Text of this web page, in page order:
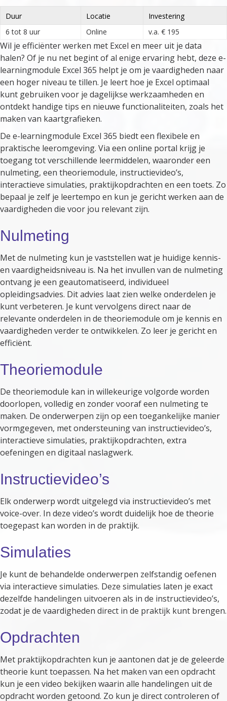
Duur Locatie
Investering
6 tot 8 uur
Online v.a. € 195
Wil je efficiënter werken met Excel en meer uit je data
halen? Of je nu net begint of al enige ervaring hebt, deze e-
learningmodule Excel 365 helpt je om je vaardigheden naar
een hoger niveau te tillen. Je leert hoe je Excel optimaal
kunt gebruiken voor je dagelijkse werkzaamheden en
ontdekt handige tips en nieuwe functionaliteiten, zoals het
maken van kaartgrafieken.
De e-learningmodule Excel 365 biedt een flexibele en
praktische leeromgeving. Via een online portal krijg je
toegang tot verschillende leermiddelen, waaronder een
nulmeting, een theoriemodule, instructievideo’s,
interactieve simulaties, praktijkopdrachten en een toets. Zo
bepaal je zelf je leertempo en kun je gericht werken aan de
vaardigheden die voor jou relevant zijn.
Nulmeting
Met de nulmeting kun je vaststellen wat je huidige kennis-
en vaardigheidsniveau is. Na het invullen van de nulmeting
ontvang je een geautomatiseerd, individueel
opleidingsadvies. Dit advies laat zien welke onderdelen je
kunt verbeteren. Je kunt vervolgens direct naar de
relevante onderdelen in de theoriemodule om je kennis en
vaardigheden verder te ontwikkelen. Zo leer je gericht en
efficiënt.
Theoriemodule
De theoriemodule kan in willekeurige volgorde worden
doorlopen, volledig en zonder vooraf een nulmeting te
maken. De onderwerpen zijn op een toegankelijke manier
vormgegeven, met ondersteuning van instructievideo’s,
interactieve simulaties, praktijkopdrachten, extra
oefeningen en digitaal naslagwerk.
Instructievideo’s
Elk onderwerp wordt uitgelegd via instructievideo’s met
voice-over. In deze video’s wordt duidelijk hoe de theorie
toegepast kan worden in de praktijk.
Simulaties
Je kunt de behandelde onderwerpen zelfstandig oefenen
via interactieve simulaties. Deze simulaties laten je exact
dezelfde handelingen uitvoeren als in de instructievideo’s,
zodat je de vaardigheden direct in de praktijk kunt brengen.
Opdrachten
Met praktijkopdrachten kun je aantonen dat je de geleerde
theorie kunt toepassen. Na het maken van een opdracht
kun je een video bekijken waarin alle handelingen uit de
opdracht worden getoond. Zo kun je direct controleren of